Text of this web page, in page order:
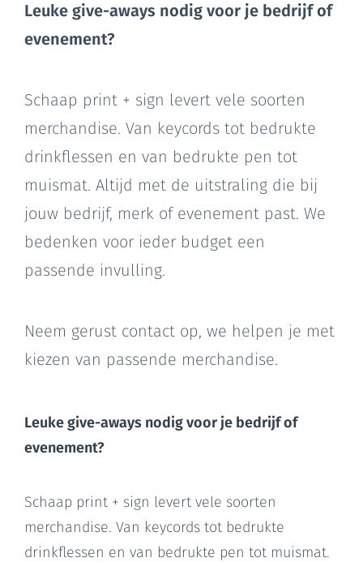
Leuke give-aways nodig voor je bedrijf of
evenement?
Schaap print + sign levert vele soorten
merchandise. Van keycords tot bedrukte
drinkflessen en van bedrukte pen tot
muismat. Altijd met de uitstraling die bij
jouw bedrijf, merk of evenement past. We
bedenken voor ieder budget een
passende invulling.
Neem gerust contact op, we helpen je met
kiezen van passende merchandise.
Leuke give-aways nodig voor je bedrijf of
evenement?
Schaap print + sign levert vele soorten
merchandise. Van keycords tot bedrukte
drinkflessen en van bedrukte pen tot muismat.